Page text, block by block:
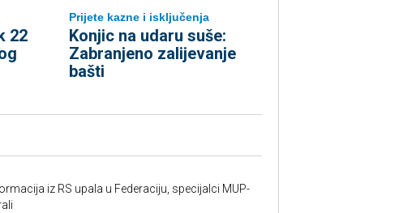
22
Prijete kazne i isključenja
Konjic na udaru suše:
Zabranjeno zalijevanje
bašti
iz RS upala u Federaciju, specijalci MUP-